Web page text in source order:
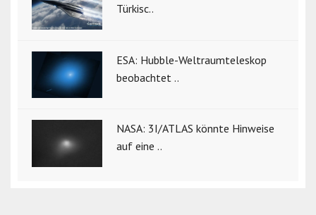
Türkisc..
ESA: Hubble-Weltraumteleskop
beobachtet ..
NASA: 3I/ATLAS könnte Hinweise
auf eine ..